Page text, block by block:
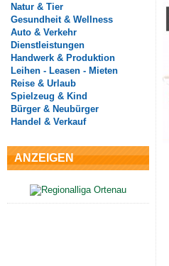
Natur & Tier
Gesundheit & Wellness
Auto & Verkehr
Dienstleistungen
Handwerk & Produktion
Leihen - Leasen - Mieten
Reise & Urlaub
Spielzeug & Kind
Bürger & Neubürger
Handel & Verkauf
ANZEIGEN